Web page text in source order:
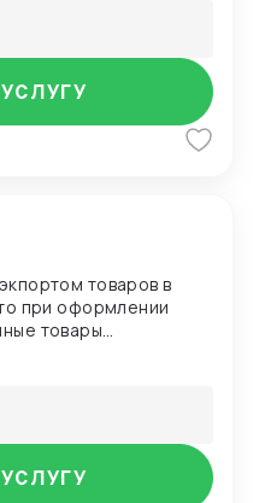
товаров в
при оформлении
товары
в
Главного
Китая по надзору за
а при импорте
пройти
этикетки и
месяцев.